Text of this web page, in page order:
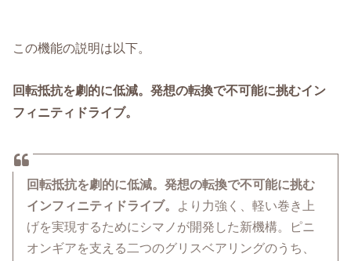
この機能の説明は以下。
回転抵抗を劇的に低減。発想の転換で不可能に挑むイン
フィニティドライブ。
回転抵抗を劇的に低減。発想の転換で不可能に挑む
インフィニティドライブ。
より力強く、軽い巻き上
げを実現するためにシマノが開発した新機構。ピニ
オンギアを支える二つのグリスベアリングのうち、